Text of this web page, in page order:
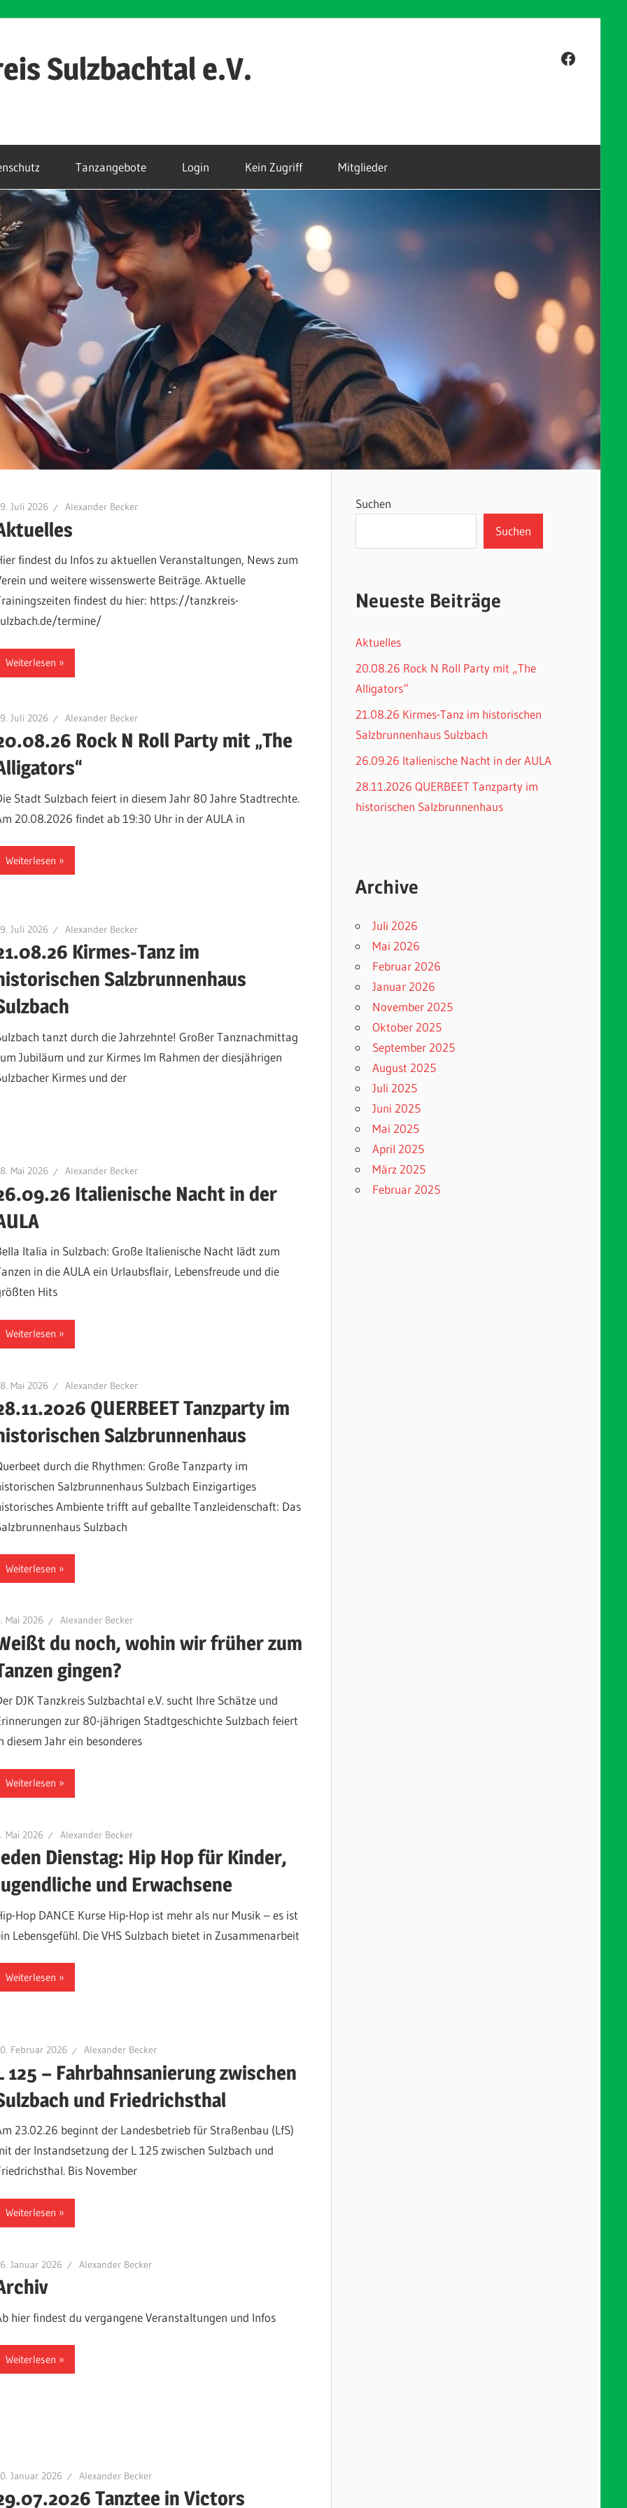
Sulzbachtal e.V. Facebook
Tanzangebote Login Kein Zugriff Mitglieder
Juli 2026 Alexander Becker
findest du Infos zu aktuellen Veranstaltungen, News zum
und weitere wissenswerte Beiträge. Aktuelle
findest du hier: https://tanzkreis-
termine/
Weiterlesen
Juli 2026 Alexander Becker
Rock N Roll Party mit „The
Stadt Sulzbach feiert in diesem Jahr 80 Jahre Stadtrechte.
20.08.2026 findet ab 19:30 Uhr in der AULA in
Weiterlesen
Juli 2026 Alexander Becker
Kirmes-Tanz im
Salzbrunnenhaus
tanzt durch die Jahrzehnte! Großer Tanznachmittag
Jubiläum und zur Kirmes Im Rahmen der diesjährigen
Kirmes und der
Mai 2026 Alexander Becker
Italienische Nacht in der
Italia in Sulzbach: Große Italienische Nacht lädt zum
in die AULA ein Urlaubsflair, Lebensfreude und die
Hits
Weiterlesen
Mai 2026 Alexander Becker
QUERBEET Tanzparty im
Salzbrunnenhaus
durch die Rhythmen: Große Tanzparty im
Salzbrunnenhaus Sulzbach Einzigartiges
Ambiente trifft auf geballte Tanzleidenschaft: Das
Sulzbach
Weiterlesen
Mai 2026 Alexander Becker
du noch, wohin wir früher zum
gingen?
DJK Tanzkreis Sulzbachtal e.V. sucht Ihre Schätze und
zur 80-jährigen Stadtgeschichte Sulzbach feiert
diesem Jahr ein besonderes
Weiterlesen
Mai 2026 Alexander Becker
Dienstag: Hip Hop für Kinder,
und Erwachsene
Hop DANCE Kurse Hip-Hop ist mehr als nur Musik – es ist
Lebensgefühl. Die VHS Sulzbach bietet in Zusammenarbeit
Weiterlesen
Februar 2026 Alexander Becker
125 – Fahrbahnsanierung zwischen
und Friedrichsthal
23.02.26 beginnt der Landesbetrieb für Straßenbau (LfS)
der Instandsetzung der L 125 zwischen Sulzbach und
Bis November
Weiterlesen
Januar 2026 Alexander Becker
hier findest du vergangene Veranstaltungen und Infos
Weiterlesen
Januar 2026 Alexander Becker
Tanztee in Victors
Suchen
Suchen
Neueste Beiträge
Aktuelles
20.08.26 Rock N Roll Party mit „The
Alligators“
21.08.26 Kirmes-Tanz im historischen
Salzbrunnenhaus Sulzbach
26.09.26 Italienische Nacht in der AULA
28.11.2026 QUERBEET Tanzparty im
historischen Salzbrunnenhaus
Archive
Juli 2026
Mai 2026
Februar 2026
Januar 2026
November 2025
Oktober 2025
September 2025
August 2025
Juli 2025
Juni 2025
Mai 2025
April 2025
März 2025
Februar 2025